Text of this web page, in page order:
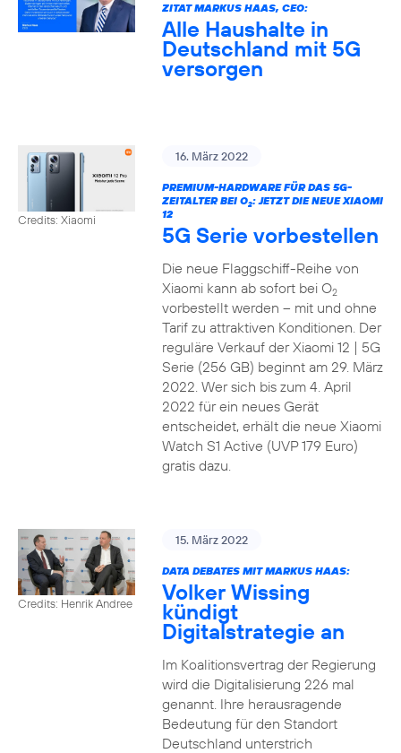
ZITAT MARKUS HAAS, CEO:
Alle Haushalte in
Deutschland mit 5G
versorgen
Credits: Xiaomi
16. März 2022
PREMIUM-HARDWARE FÜR DAS 5G-
ZEITALTER BEI O2: JETZT DIE NEUE XIAOMI
12
5G Serie vorbestellen
Die neue Flaggschiff-Reihe von
Xiaomi kann ab sofort bei O2
vorbestellt werden – mit und ohne
Tarif zu attraktiven Konditionen. Der
reguläre Verkauf der Xiaomi 12 | 5G
Serie (256 GB) beginnt am 29. März
2022. Wer sich bis zum 4. April
2022 für ein neues Gerät
entscheidet, erhält die neue Xiaomi
Watch S1 Active (UVP 179 Euro)
gratis dazu.
Credits: Henrik Andree
15. März 2022
DATA DEBATES MIT MARKUS HAAS:
Volker Wissing
kündigt
Digitalstrategie an
Im Koalitionsvertrag der Regierung
wird die Digitalisierung 226 mal
genannt. Ihre herausragende
Bedeutung für den Standort
Deutschland unterstrich